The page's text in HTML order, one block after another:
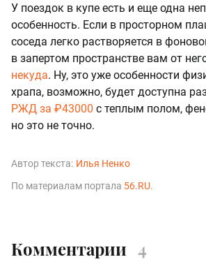
У поездок в купе есть и еще одна
особенность. Если в просторном
соседа легко растворяется в
в запертом пространстве вам от
некуда. Ну, это уже особенности
храпа, возможно, будет доступна
РЖД за ₽43000 с теплым полом,
но это не точно.
Автор текста: Илья Ненко
По материалам портала 56.RU.
Комментарии 4